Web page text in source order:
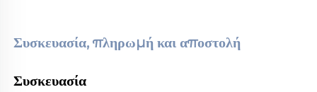
Συσκευασία, πληρωμή και αποστολή
Συσκευασία